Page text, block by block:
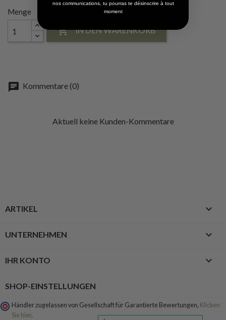
Menge
 IN DEN WARENKORB
Kommentare (0)
Aktuell keine Kunden-Kommentare
ARTIKEL 
UNTERNEHMEN 
IHR KONTO 
SHOP-EINSTELLUNGEN
Händler zugelassen von Gesellschaft für Garantierte Bewertungen, Klicken
Sie hier.
nos communications, tu pourras te désinscrire à tout
moment